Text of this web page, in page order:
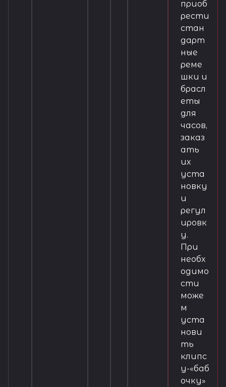
приоб
рести
стан
дарт
ные
реме
шки и
брасл
еты
для
часов,
заказ
ать
их
уста
новку
и
регул
ировк
у.
При
необх
одимо
сти
може
м
уста
нови
ть
клипс
у-«баб
очку»